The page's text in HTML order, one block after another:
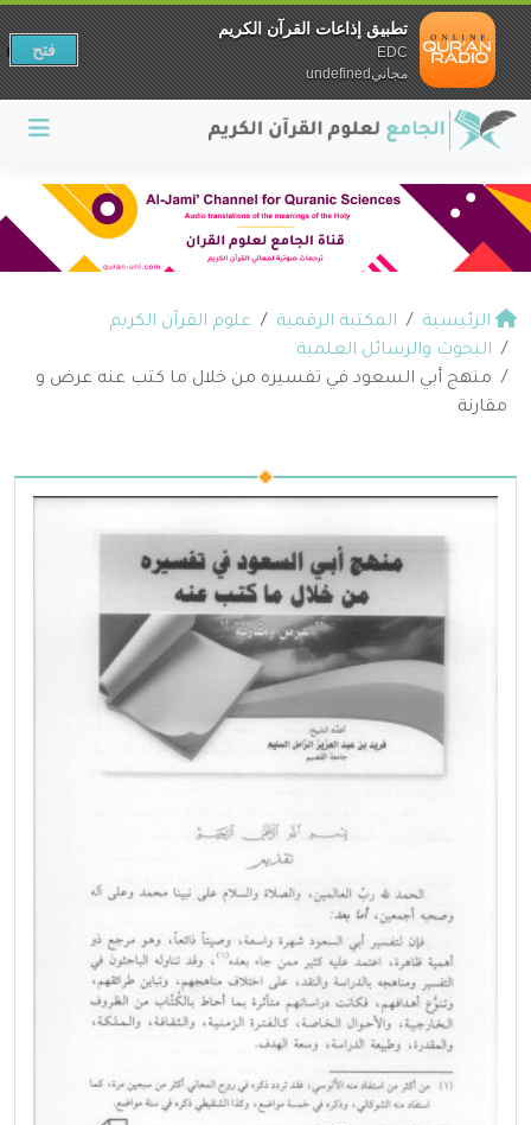
الرئيسية المكتبة الرقمية
علوم القرآن الكريم
البحوث والرسائل العلمية
منهج أبي السعود في تفسيره من خلال ما كتب عنه عرض و
مقارنة
تطبيق إذاعات القرآن الكريم
EDC
مجانيundefined
فتح